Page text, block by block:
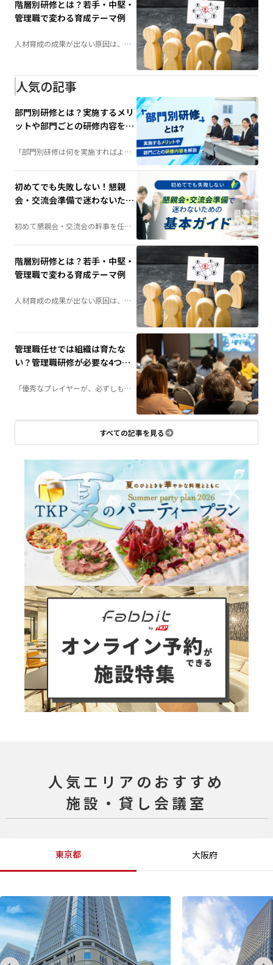
階層別研修とは？若手・中堅・
管理職で変わる育成テーマ例
人材育成の成果が出ない原因は、
「研修不足」ではなく「研修設計」
です。若手・中堅・管理職それぞれ
に必要な研修テーマや実施方法を詳
しく解説します。
人気の記事
部門別研修とは？実施するメリ
ットや部門ごとの研修内容を解
「部門別研修は何を実施すればよ
い？」そんな担当者の疑問を解決。
させるポイントまで、人材育成に役
立つ情報を分かりやすく解説しま
す。
初めてでも失敗しない！懇親
会・交流会準備で迷わないため
初めて懇親会・交流会の幹事を任さ
れた方へ。会場選びや予算の考え
やすく解説します。
階層別研修とは？若手・中堅・
管理職で変わる育成テーマ例
人材育成の成果が出ない原因は、
「研修不足」ではなく「研修設計」
に必要な研修テーマや実施方法を詳
しく解説します。
管理職任せでは組織は育たな
い？管理職研修が必要な4つの
「優秀なプレイヤーが、必ずしも優
秀な管理職になるとは限らない」——
研修が必要なのか。組織成長につな
がる管理職育成のポイントを解説しすべての記事を見る
人気エリアのおすすめ
施設・貸し会議室
東京都 大阪府